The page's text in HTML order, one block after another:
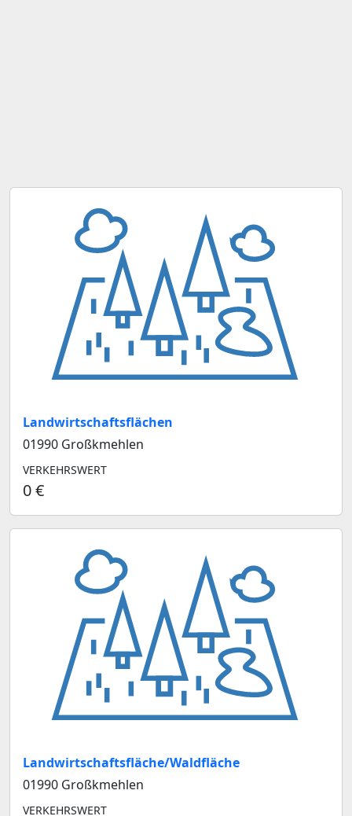
Landwirtschaftsflächen
01990 Großkmehlen
VERKEHRSWERT
0 €
Landwirtschaftsfläche/Waldfläche
01990 Großkmehlen
VERKEHRSWERT